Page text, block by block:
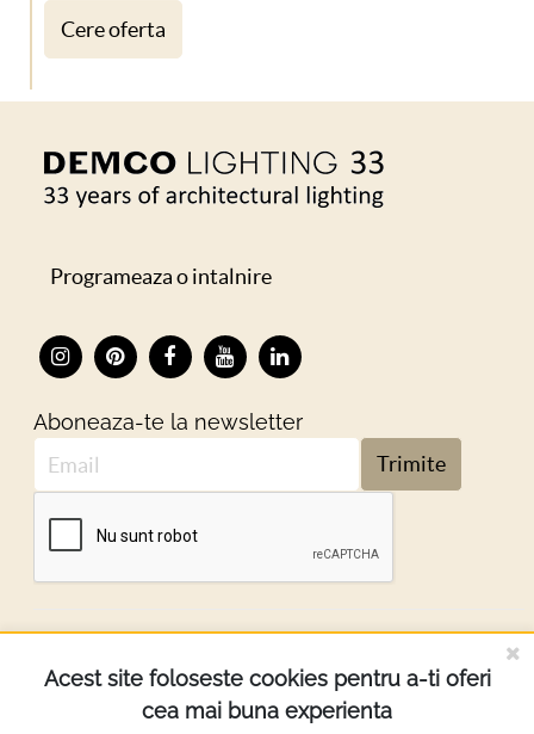
Cere oferta
Programeaza o intalnire
Aboneaza-te la newsletter
Trimite
DESPRE NOI
INFORMATII
Acest site foloseste cookies pentru a-ti oferi
cea mai buna experienta